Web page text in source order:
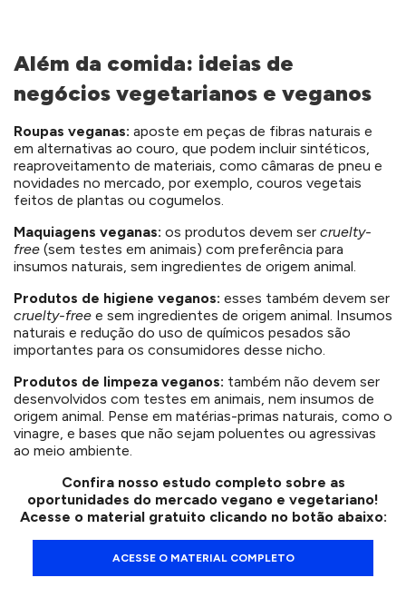
Além da comida: ideias de
negócios vegetarianos e veganos
Roupas veganas: aposte em peças de fibras naturais e
em alternativas ao couro, que podem incluir sintéticos,
reaproveitamento de materiais, como câmaras de pneu e
novidades no mercado, por exemplo, couros vegetais
feitos de plantas ou cogumelos.
Maquiagens veganas: os produtos devem ser cruelty-
free (sem testes em animais) com preferência para
insumos naturais, sem ingredientes de origem animal.
Produtos de higiene veganos: esses também devem ser
cruelty-free e sem ingredientes de origem animal. Insumos
naturais e redução do uso de químicos pesados são
importantes para os consumidores desse nicho.
Produtos de limpeza veganos: também não devem ser
desenvolvidos com testes em animais, nem insumos de
origem animal. Pense em matérias-primas naturais, como o
vinagre, e bases que não sejam poluentes ou agressivas
ao meio ambiente.
Confira nosso estudo completo sobre as
oportunidades do mercado vegano e vegetariano!
Acesse o material gratuito clicando no botão abaixo:
ACESSE O MATERIAL COMPLETO